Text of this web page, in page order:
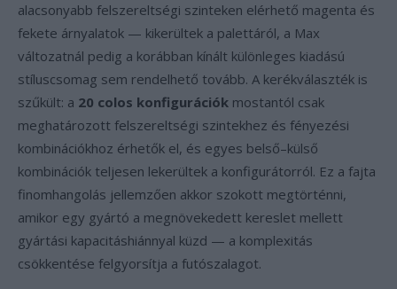
alacsonyabb felszereltségi szinteken elérhető magenta és
fekete árnyalatok — kikerültek a palettáról, a Max
változatnál pedig a korábban kínált különleges kiadású
stíluscsomag sem rendelhető tovább. A kerékválaszték is
szűkült: a 20 colos konfigurációk mostantól csak
meghatározott felszereltségi szintekhez és fényezési
kombinációkhoz érhetők el, és egyes belső–külső
kombinációk teljesen lekerültek a konfigurátorról. Ez a fajta
finomhangolás jellemzően akkor szokott megtörténni,
amikor egy gyártó a megnövekedett kereslet mellett
gyártási kapacitáshiánnyal küzd — a komplexitás
csökkentése felgyorsítja a futószalagot.